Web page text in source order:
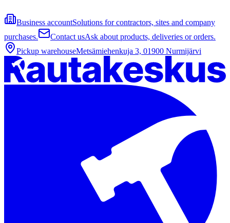
Business accountSolutions for contractors, sites and company
purchases.
Contact usAsk about products, deliveries or orders.
Pickup warehouseMetsämiehenkuja 3, 01900 Nurmijärvi